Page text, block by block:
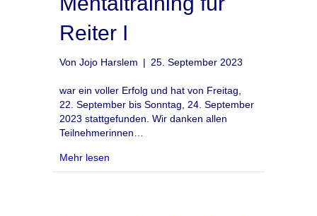
Reiter I
Von Jojo Harslem | 25. September 2023
war ein voller Erfolg und hat von Freitag,
22. September bis Sonntag, 24. September
2023 stattgefunden. Wir danken allen
Teilnehmerinnen…
Mehr lesen